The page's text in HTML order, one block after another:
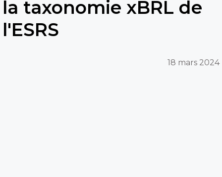
la taxonomie xBRL de
l'ESRS
18 mars 2024